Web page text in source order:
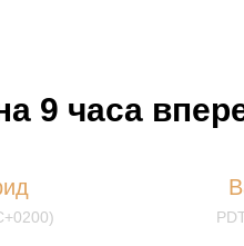
9 часа